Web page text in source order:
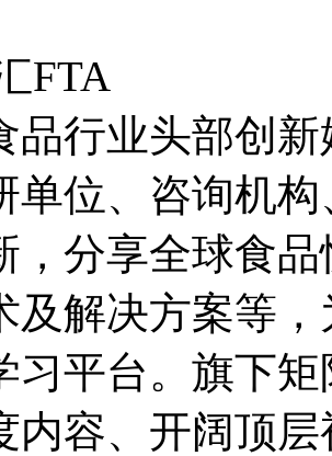
FTA
品行业头部创
单位、咨询机
，分享全球食
及解决方案等
习平台。旗下
内容、开阔顶